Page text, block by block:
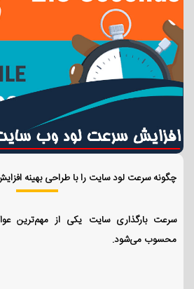
چگونه سرعت لود سایت را با طراحی بهینه
سرعت بارگذاری سایت یکی از مهم‌ترین
محسوب می‌شود.